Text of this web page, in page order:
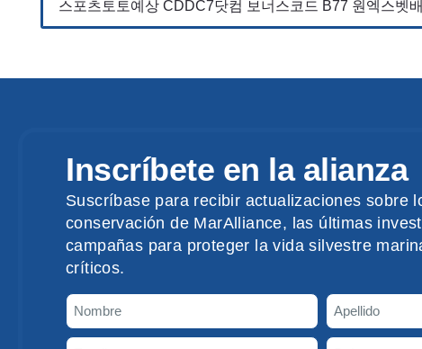
Inscríbete en la alianza
Suscríbase para recibir actualizaciones sobre
conservación de MarAlliance, las últimas
campañas para proteger la vida silvestre
críticos.